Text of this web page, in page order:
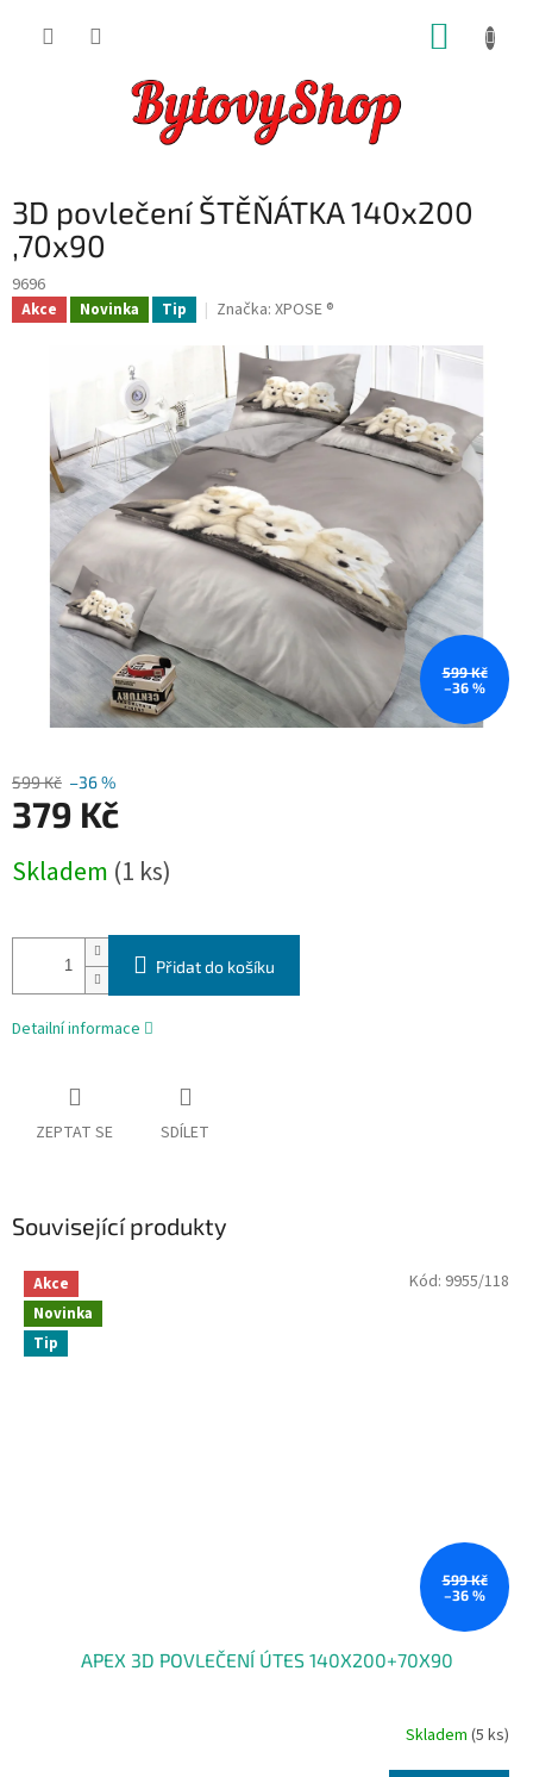
3D povlečení ŠTĚŇÁTKA 140x200
,70x90
9696
Akce Novinka Tip Značka: XPOSE ®
599 Kč
–36 %
599 Kč –36 %
379 Kč
cena:
Skladem (1 ks)
Přidat do košíku
Detailní informace
ZEPTAT SE SDÍLET
Související produkty
Akce
Novinka
Tip
599 Kč
–36 %
APEX 3D POVLEČENÍ ÚTES 140X200+70X90
Skladem (5 ks)
Kód: 9955/118